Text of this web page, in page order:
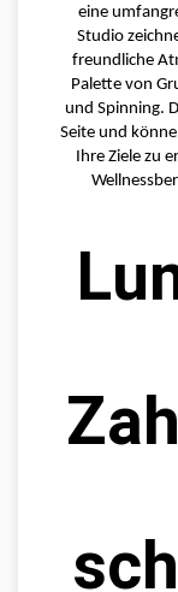
eine
Studio
freundliche
Palette von
und Spinning.
Seite und
Ihre Ziele zu